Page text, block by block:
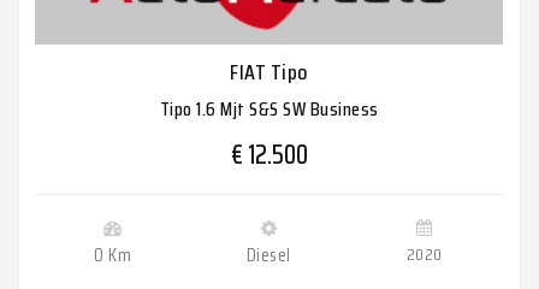
FIAT Tipo
Tipo 1.6 Mjt S&S SW Business
€ 12.500
0 Km Diesel 2020